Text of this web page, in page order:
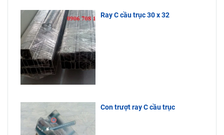
dài.
Ray C cầu trục 30 x 32
Con trượt ray C cầu trục